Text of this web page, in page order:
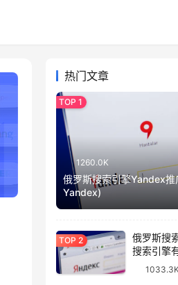
热门文章
1260.0K
俄罗斯搜索引擎Yandex推
Yandex)
俄罗斯搜
搜索引擎